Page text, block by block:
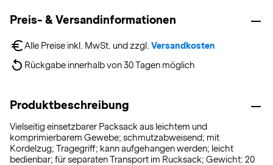
Preis- & Versandinformationen
Alle Preise inkl. MwSt. und zzgl. Versandkosten
Rückgabe innerhalb von 30 Tagen möglich
Produktbeschreibung
Vielseitig einsetzbarer Packsack aus leichtem und
komprimierbarem Gewebe; schmutzabweisend; mit
Kordelzug; Tragegriff; kann aufgehangen werden; leicht
bedienbar; für separaten Transport im Rucksack; Gewicht: 20